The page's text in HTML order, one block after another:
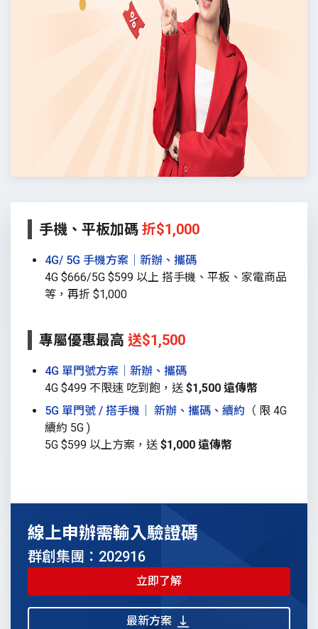
手機、平板加碼 折$1,000
4G/ 5G 手機方案│新辦、攜碼
4G $666/5G $599 以上 搭手機、平板、家電商品
等，再折 $1,000
專屬優惠最高 送$1,500
4G 單門號方案│新辦、攜碼
4G $499 不限速 吃到飽，送 $1,500 遠傳幣
5G 單門號 / 搭手機│ 新辦、攜碼、續約 （ 限 4G
續約 5G )
5G $599 以上方案，送 $1,000 遠傳幣
線上申辦需輸入驗證碼
群創集團：202916
立即了解
最新方案